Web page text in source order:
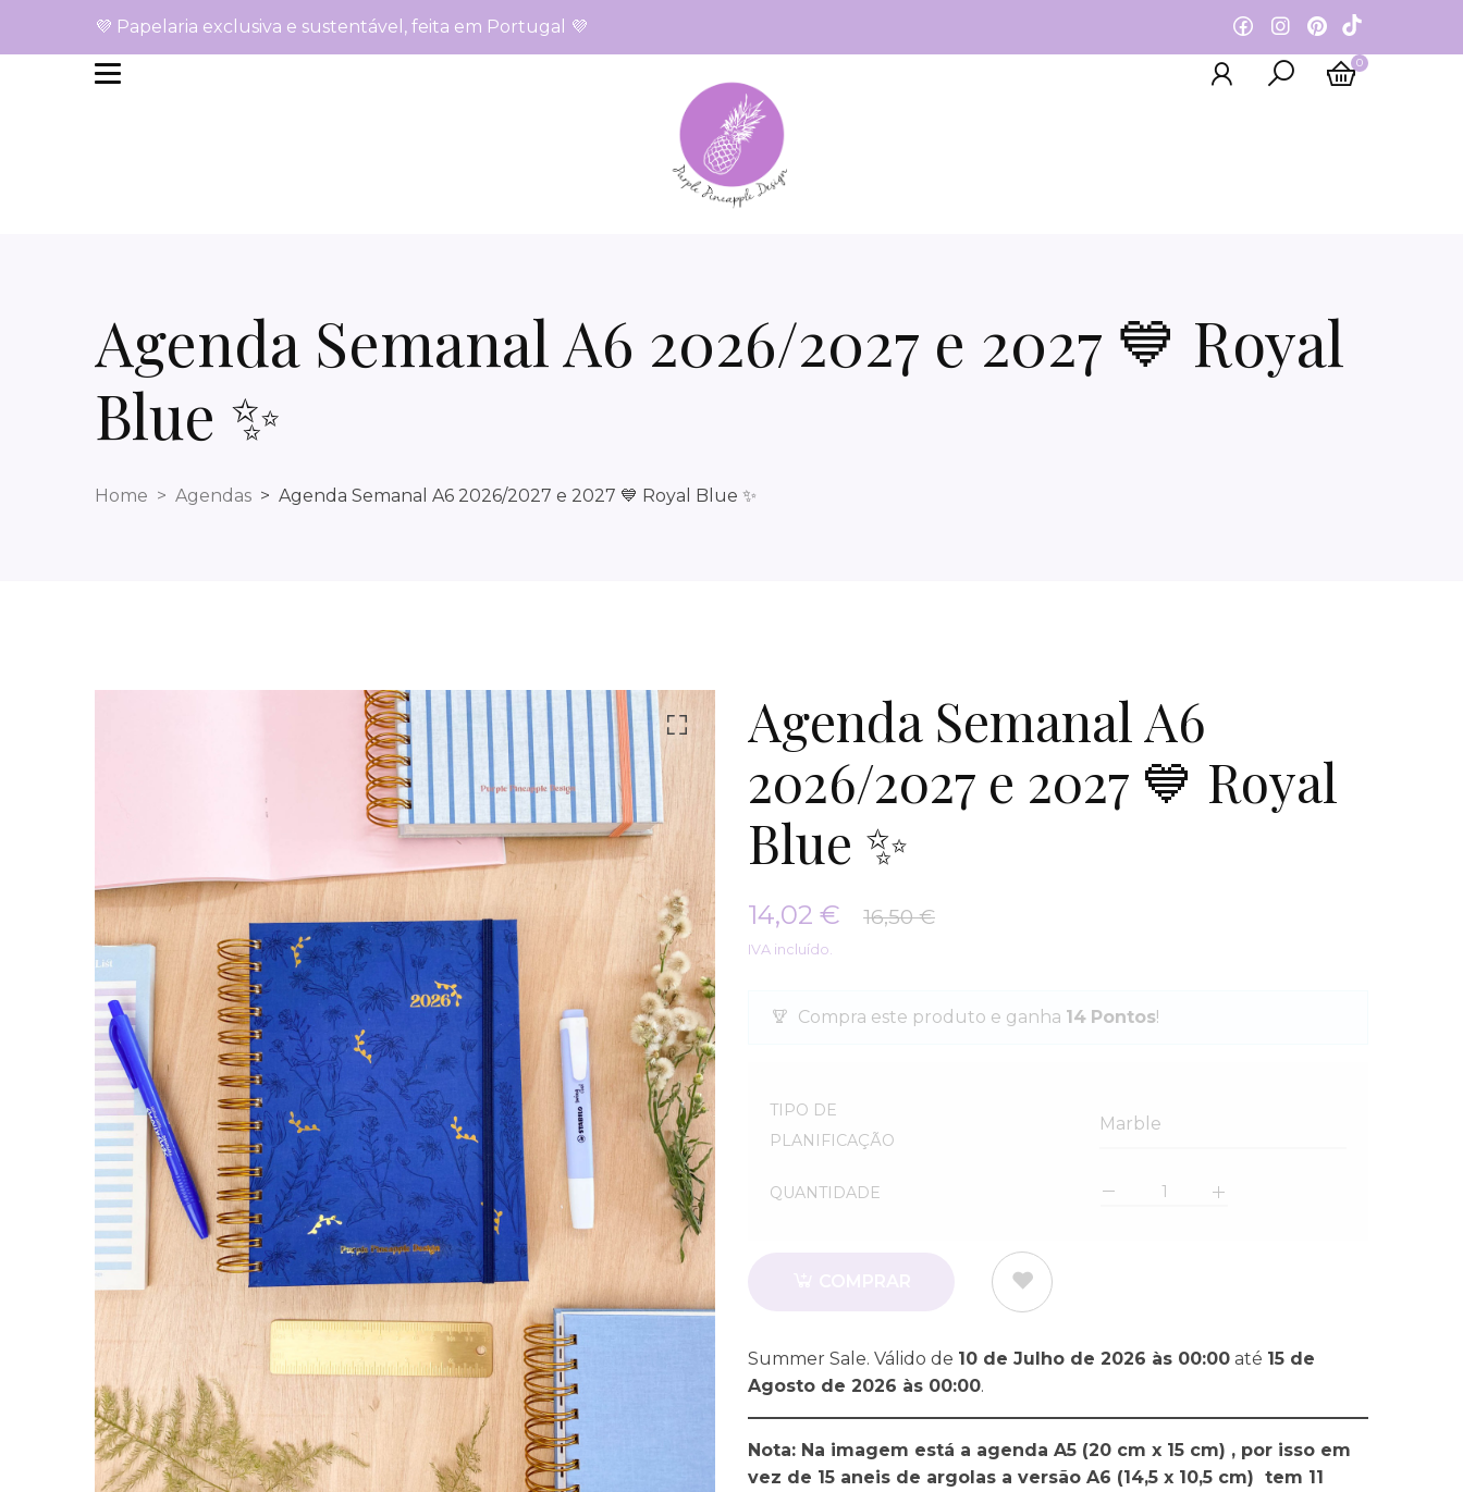
💜 Papelaria exclusiva e sustentável, feita em Portugal 💜
0
Agenda Semanal A6 2026/2027 e 2027 💙 Royal
Blue ✨
Home Agendas Agenda Semanal A6 2026/2027 e 2027 💙 Royal Blue ✨
Agenda Semanal A6
2026/2027 e 2027 💙 Royal
Blue ✨
14,02 € 16,50 €
IVA incluído.
Compra este produto e ganha 14 Pontos!
TIPO DE
PLANIFICAÇÃO
Marble
QUANTIDADE
Summer Sale. Válido de 10 de Julho de 2026 às 00:00 até 15 de
Agosto de 2026 às 00:00.
Nota: Na imagem está a agenda A5 (20 cm x 15 cm) , por isso em
vez de 15 aneis de argolas a versão A6 (14,5 x 10,5 cm) tem 11